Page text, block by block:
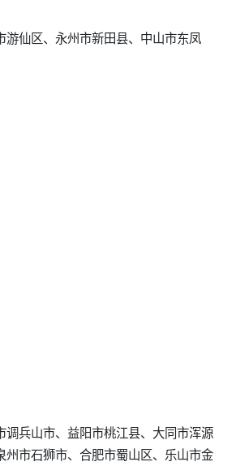
游仙区、永州市新田县、中山市东凤
调兵山市、益阳市桃江县、大同市浑源
州市石狮市、合肥市蜀山区、乐山市金